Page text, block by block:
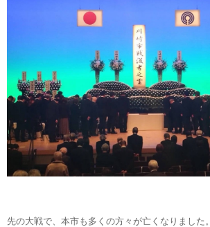
先の大戦で、本市も多くの方々が亡くなりました。